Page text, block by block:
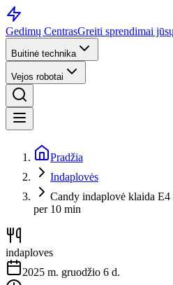
Gedimų CentrasGreiti sprendimai
Buitinė technika
Vejos robotai
Pradžia
Indaplovės
Candy indaplovė klaida
per 10 min
indaploves
2025 m. gruodžio 6 d.